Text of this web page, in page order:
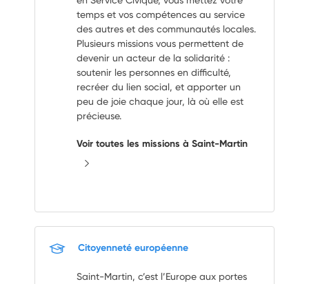
temps et vos compétences au service
des autres et des communautés locales.
Plusieurs missions vous permettent de
devenir un acteur de la solidarité :
soutenir les personnes en difficulté,
recréer du lien social, et apporter un
peu de joie chaque jour, là où elle est
précieuse.
Voir toutes les missions à Saint-Martin
Citoyenneté européenne
Saint-Martin, c’est l’Europe aux portes